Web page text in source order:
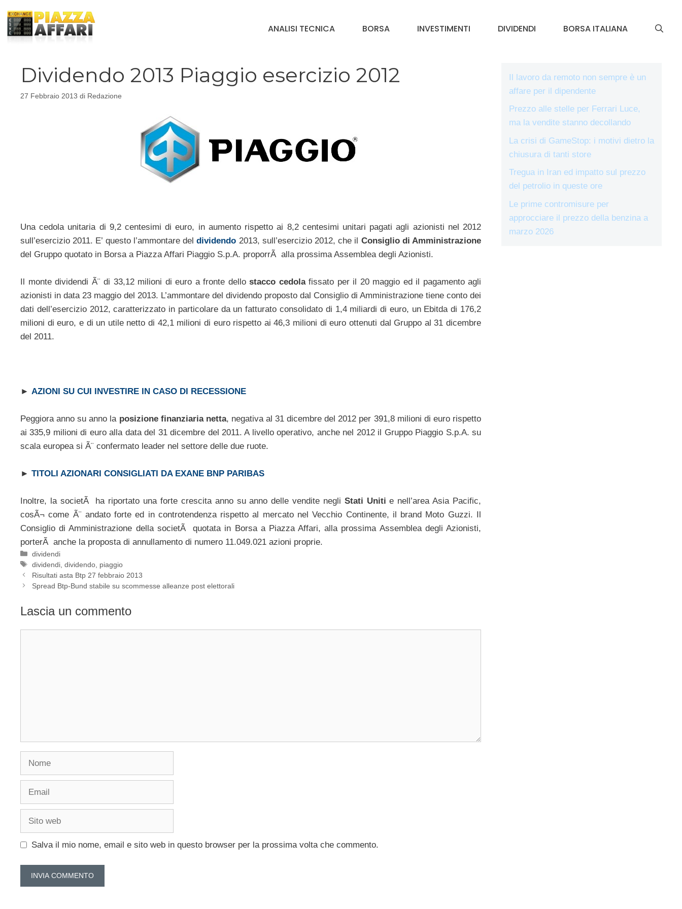
contenuto
ANALISI TECNICA BORSA INVESTIMENTI DIVIDENDI BORSA ITALIANA
Dividendo 2013 Piaggio esercizio 2012
27 Febbraio 2013 di Redazione
Una cedola unitaria di 9,2 centesimi di euro, in aumento rispetto ai 8,2 centesimi unitari pagati agli azionisti nel 2012
sull’esercizio 2011. E’ questo l’ammontare deldividendo 2013, sull’esercizio 2012, che il Consiglio di Amministrazione
del Gruppo quotato in Borsa a Piazza Affari Piaggio S.p.A. proporrÃ alla prossima Assemblea degli Azionisti.
Il monte dividendi Ã¨ di 33,12 milioni di euro a fronte dello stacco cedolafissato per il 20 maggio ed il pagamento agli
azionisti in data 23 maggio del 2013. L’ammontare del dividendo proposto dal Consiglio di Amministrazione tiene conto dei
dati dell’esercizio 2012, caratterizzato in particolare da un fatturato consolidato di 1,4 miliardi di euro, un Ebitda di 176,2
milioni di euro, e di un utile netto di 42,1 milioni di euro rispetto ai 46,3 milioni di euro ottenuti dal Gruppo al 31 dicembre
del 2011.
► AZIONI SU CUI INVESTIRE IN CASO DI RECESSIONE
Peggiora anno su anno la posizione finanziaria netta, negativa al 31 dicembre del 2012 per 391,8 milioni di euro rispetto
ai 335,9 milioni di euro alla data del 31 dicembre del 2011. A livello operativo, anche nel 2012 il Gruppo Piaggio S.p.A. su
scala europea si Ã¨ confermato leader nel settore delle due ruote.
► TITOLI AZIONARI CONSIGLIATI DA EXANE BNP PARIBAS
Inoltre, la societÃ ha riportato una forte crescita anno su anno delle vendite negli Stati Uniti e nell’area Asia Pacific,
cosÃ¬ come Ã¨ andato forte ed in controtendenza rispetto al mercato nel Vecchio Continente, il brand Moto Guzzi. Il
Consiglio di Amministrazione della societÃ quotata in Borsa a Piazza Affari, alla prossima Assemblea degli Azionisti,
porterÃ anche la proposta di annullamento di numero 11.049.021 azioni proprie.
Categorie
dividendi
Tag
dividendi ,dividendo piaggio
Risultati asta Btp 27 febbraio 2013
Spread Btp-Bund stabile su scommesse alleanze post elettorali
Lascia un commento
Nome
Email
Sito
Salva il mio nome, email e sito web in questo browser per la prossima volta che commento.
Il lavoro da remoto non sempre è un
affare per il dipendente
Prezzo alle stelle per Ferrari Luce,
ma la vendite stanno decollando
La crisi di GameStop: i motivi dietro la
chiusura di tanti store
Tregua in Iran ed impatto sul prezzo
del petrolio in queste ore
Le prime contromisure per
approcciare il prezzo della benzina a
marzo 2026